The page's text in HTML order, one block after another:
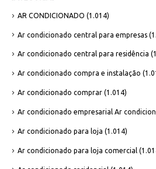
AR CONDICIONADO (1.014)
Ar condicionado central para empresas
Ar condicionado central para residência
Ar condicionado compra e instalação
Ar condicionado comprar (1.014)
Ar condicionado empresarial Ar
Ar condicionado para loja (1.014)
Ar condicionado para loja comercial